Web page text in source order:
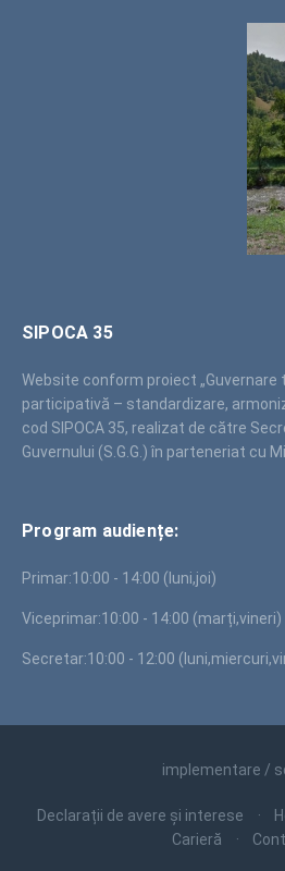
SIPOCA 35
Website conform proiect
participativă – standardizare,
cod SIPOCA 35, realizat de către
Guvernului (S.G.G.) în parteneriat cu
Program audiențe:
Primar:10:00 - 14:00 (luni,joi)
Viceprimar:10:00 - 14:00 (marți,vineri)
Secretar:10:00 - 12:00
implementare /
Declarații de avere și interese
Carieră